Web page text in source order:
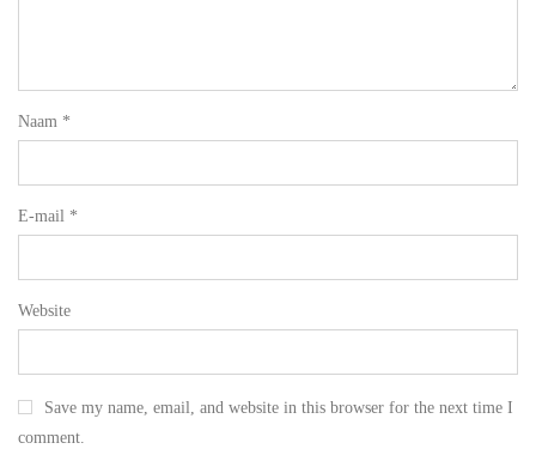
Naam *
E-mail *
Website
Save my name, email, and website in this browser for the next time I
comment.